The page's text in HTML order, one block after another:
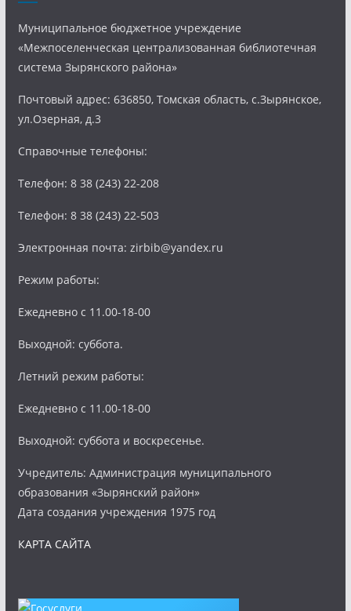
Муниципальное бюджетное учреждение
«Межпоселенческая централизованная библиотечная
система Зырянского района»
Почтовый адрес: 636850, Томская область, с.Зырянское,
ул.Озерная, д.3
Справочные телефоны:
Телефон: 8 38 (243) 22-208
Телефон: 8 38 (243) 22-503
Электронная почта: zirbib@yandex.ru
Режим работы:
Ежедневно с 11.00-18-00
Выходной: суббота.
Летний режим работы:
Ежедневно с 11.00-18-00
Выходной: суббота и воскресенье.
Учредитель: Администрация муниципального
образования «Зырянский район»
Дата создания учреждения 1975 год
КАРТА САЙТА